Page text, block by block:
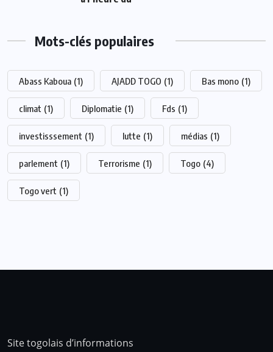
Mots-clés populaires
Abass Kaboua (1) AJADD TOGO (1) Bas mono (1)
climat (1) Diplomatie (1) Fds (1)
investisssement (1) lutte (1) médias (1)
parlement (1) Terrorisme (1) Togo (4)
Togo vert (1)
Site togolais d’informations